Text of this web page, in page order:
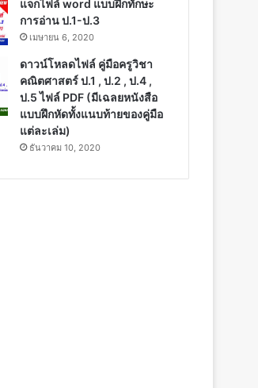
แจกไฟล์ word แบบฝึกทักษะ
การอ่าน ป.1-ป.3
เมษายน 6, 2020
ดาวน์โหลดไฟล์ คู่มือครูวิชา
คณิตศาสตร์ ป.1 , ป.2 , ป.4 ,
ป.5 ไฟล์ PDF (มีเฉลยหนังสือ
แบบฝึกหัดทั้งแนบท้ายของคู่มือ
แต่ละเล่ม)
ธันวาคม 10, 2020